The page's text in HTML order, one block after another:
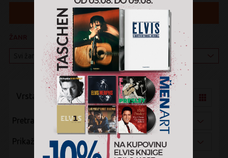
KATEGORIJA
Vrsta pregleda:
Pretraži po:
Prikaži po: